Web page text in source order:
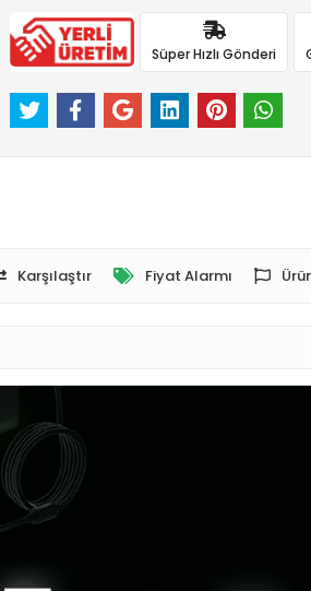
Süper Hızlı Gönderi
Karşılaştır Fiyat Alarmı